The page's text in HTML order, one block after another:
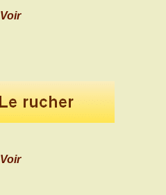
Voir
Voir